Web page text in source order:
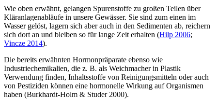
Wie oben erwähnt, gelangen Spurenstoffe zu großen Teilen über
Kläranlagenabläufe in unsere Gewässer. Sie sind zum einen im
Wasser gelöst, lagern sich aber auch in den Sedimenten ab, reichern
sich dort an und bleiben so für lange Zeit erhalten (Hilp 2006;
Vincze 2014).
Die bereits erwähnten Hormonpräparate ebenso wie
Industriechemikalien, die z. B. als Weichmacher in Plastik
Verwendung finden, Inhaltsstoffe von Reinigungsmitteln oder auch
von Pestiziden können eine hormonelle Wirkung auf Organismen
haben (Burkhardt-Holm & Studer 2000).